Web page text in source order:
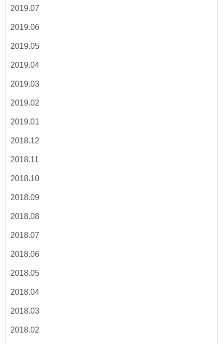
2019.07
2019.06
2019.05
2019.04
2019.03
2019.02
2019.01
2018.12
2018.11
2018.10
2018.09
2018.08
2018.07
2018.06
2018.05
2018.04
2018.03
2018.02